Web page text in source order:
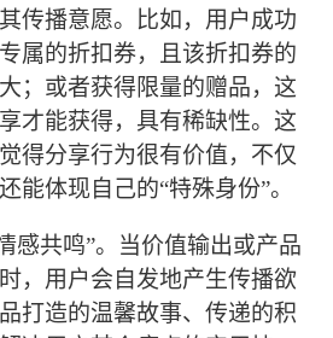
传播意愿。比如，用户成功
属的折扣券，且该折扣券的
；或者获得限量的赠品，这
才能获得，具有稀缺性。这
得分享行为很有价值，不仅
能体现自己的“特殊身份”。
感共鸣”。当价值输出或产品
，用户会自发地产生传播欲
打造的温馨故事、传递的积